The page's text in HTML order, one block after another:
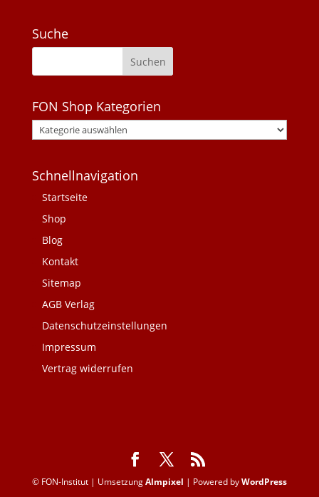
Suche
FON Shop Kategorien
Schnellnavigation
Startseite
Shop
Blog
Kontakt
Sitemap
AGB Verlag
Datenschutzeinstellungen
Impressum
Vertrag widerrufen
© FON-Institut | UmsetzungAlmpixel | Powered byWordPress